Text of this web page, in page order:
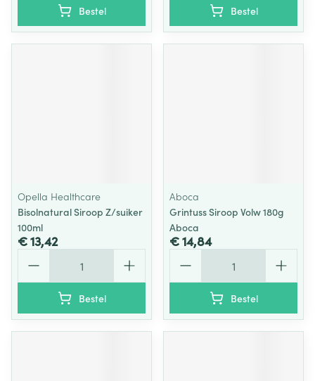
Bestel Bestel
Opella Healthcare
Bisolnatural Siroop Z/suiker
100ml
€ 13,42
Bestel
Aboca
Grintuss Siroop Volw 180g
Aboca
€ 14,84
Bestel